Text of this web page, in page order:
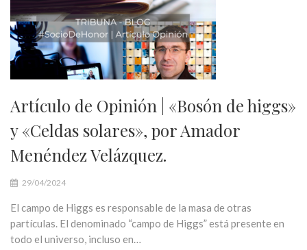
Artículo de Opinión | «Bosón de higgs»
y «Celdas solares», por Amador
Menéndez Velázquez.
29/04/2024
El campo de Higgs es responsable de la masa de otras
partículas. El denominado “campo de Higgs” está presente en
todo el universo, incluso en…